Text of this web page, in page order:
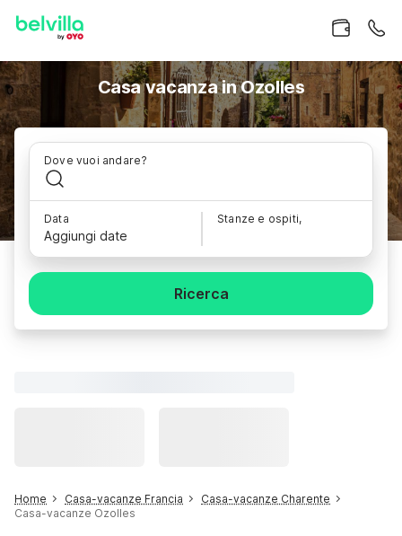
Casa vacanza in Ozolles
Dove vuoi andare?
Data
Aggiungi date
Stanze e ospiti,
Ricerca
Home Casa-vacanze Francia
Casa-vacanze Charente
Casa-vacanze Ozolles